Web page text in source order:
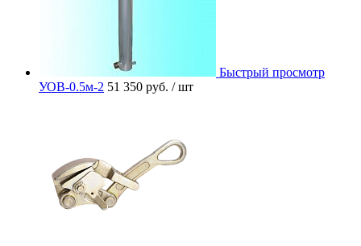
Быстрый просмотр
УОВ-0.5м-2 51 350 руб. / шт